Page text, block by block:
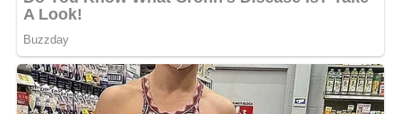
Zutaten für die
Meerrettichklöße
1 kg gekochte Kartoffeln